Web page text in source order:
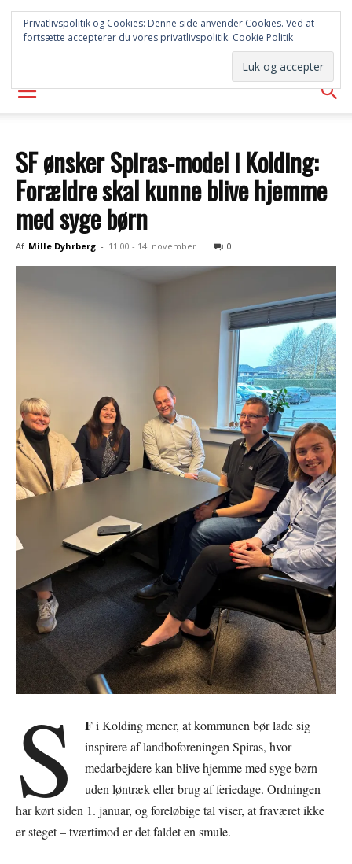
SYD
AVISEN
SF ønsker Spiras-model i Kolding:
Forældre skal kunne blive hjemme
med syge børn
Af Mille Dyhrberg - 11:00 - 14. november 0
S Fi Kolding mener, at kommunen bør lade sig
inspirere af landboforeningen Spiras, hvor
medarbejdere kan blive hjemme med syge børn
uden løntræk eller brug af feriedage. Ordningen
har kørt siden 1. januar, og foreløbige tal viser, at fraværet ikke
er steget – tværtimod er det faldet en smule.
Privatlivspolitik og Cookies: Denne side anvender Cookies. Ved at
fortsætte accepterer du vores privatlivspolitik. Cookie Politik